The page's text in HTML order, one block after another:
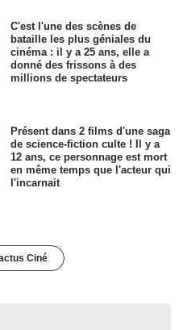
C'est l'une des scènes de
bataille les plus géniales du
cinéma : il y a 25 ans, elle a
donné des frissons à des
millions de spectateurs
Présent dans 2 films d'une saga
de science-fiction culte ! Il y a
12 ans, ce personnage est mort
en même temps que l'acteur qui
l'incarnait
Ciné